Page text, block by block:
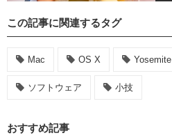
この記事に関連するタグ
Mac OS X Yosemite
ソフトウェア 小技
おすすめ記事